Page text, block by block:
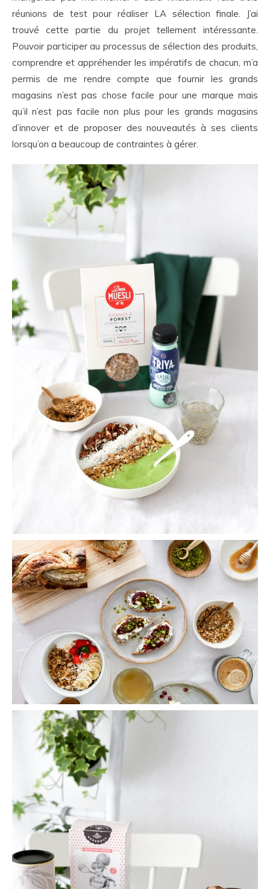
réunions de test pour réaliser LA sélection finale. J’ai
trouvé cette partie du projet tellement intéressante.
Pouvoir participer au processus de sélection des produits,
comprendre et appréhender les impératifs de chacun, m’a
permis de me rendre compte que fournir les grands
magasins n’est pas chose facile pour une marque mais
qu’il n’est pas facile non plus pour les grands magasins
d’innover et de proposer des nouveautés à ses clients
lorsqu’on a beaucoup de contraintes à gérer.